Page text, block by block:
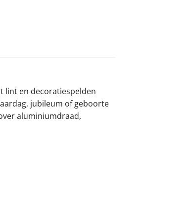
lint en decoratiespelden
jubileum of geboorte
aluminiumdraad,